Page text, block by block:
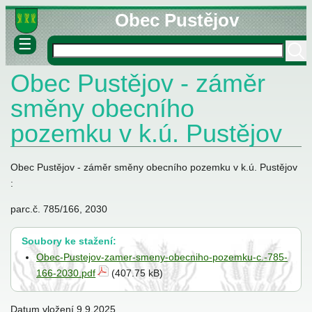
Obec Pustějov
☰
informace
Obec Pustějov - záměr
směny obecního
pozemku v k.ú. Pustějov
Obec Pustějov - záměr směny obecního pozemku v k.ú. Pustějov
:
parc.č. 785/166, 2030
Soubory ke stažení:
Obec-Pustejov-zamer-smeny-obecniho-pozemku-c.-785-
166-2030.pdf
(407.75 kB)
Datum vložení9.9.2025